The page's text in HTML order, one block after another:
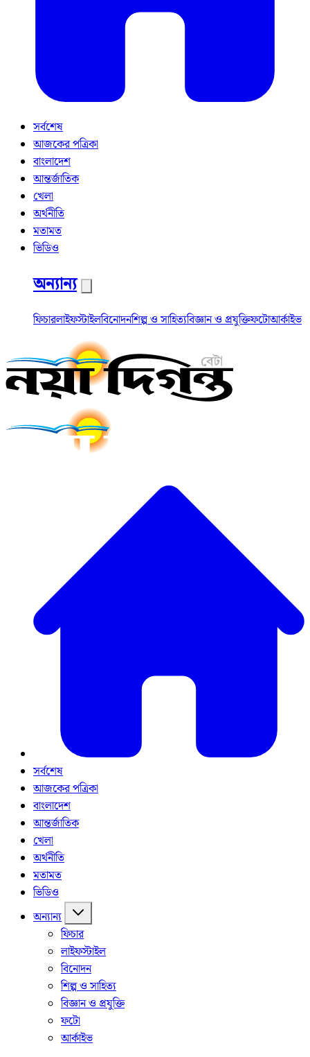
সর্বশেষ
আজকের পত্রিকা
বাংলাদেশ
আন্তর্জাতিক
খেলা
অর্থনীতি
মতামত
ভিডিও
অন্যান্য
ফিচারলাইফস্টাইলবিনোদনশিল্প ও সাহিত্যবিজ্ঞান ও প্রযুক্তিফটোআর্কাইভ
সর্বশেষ
আজকের পত্রিকা
বাংলাদেশ
আন্তর্জাতিক
খেলা
অর্থনীতি
মতামত
ভিডিও
অন্যান্য
ফিচার
লাইফস্টাইল
বিনোদন
শিল্প ও সাহিত্য
বিজ্ঞান ও প্রযুক্তি
ফটো
আর্কাইভ